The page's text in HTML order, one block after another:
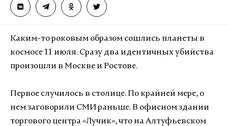
Каким-то роковым образом сошлись планеты в
космосе 11 июля. Сразу два идентичных убийства
произошли в Москве и Ростове.
Первое случилось в столице. По крайней мере, о
нем заговорили СМИ раньше. В офисном здании
торгового центра «Лучик», что на Алтуфьевском